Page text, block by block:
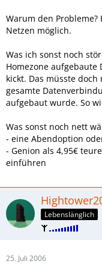
Warum den
Netzen möglich.
Was ich sonst noch
Homezone
kickt. Das müsste
gesamte
aufgebaut wurde. So
Was sonst noch nett
- eine Abendoption
- Genion als 4,95€
einführen
Lebenslänglich
25. Juli 2006